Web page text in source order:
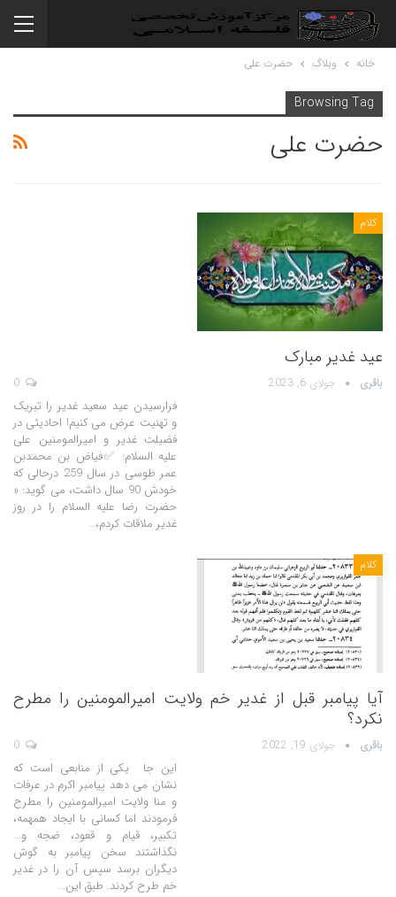
خانه وبلاگ حضرت علی
Browsing Tag
حضرت علی
کلام
عید غدیر مبارک
باقری جولای 6, 2023
فرارسیدن عید سعید غدیر را تبریک
و تهنیت عرض می کنیم! احادیثی در
فضیلت غدیر و امیرالمومنین علی
علیه السلام: ✅فیاض بن محمدبن
عمر طوسى در سال 259 درحالى که
خودش 90 سال داشت، می گوید: «
حضرت رضا علیه السلام را در روز
غدیر ملاقات کردم،…
کلام
آیا پیامبر قبل از غدیر خم ولایت امیرالمومنین را مطرح
نکرد؟
باقری جولای 19, 2022
این جا یکی از منابعی است که
نشان می دهد پیامبر اکرم در عرفات
و منا ولایت امیرالمومنین را مطرح
فرمودند اما کسانی با ایجاد همهمه،
تکبیر، قیام و قعود، ضجه و...
نگذاشتند سخن پیامبر به گوش
دیگران برسد سپس آن را در غدیر
خم طرح کردند. طبق این…